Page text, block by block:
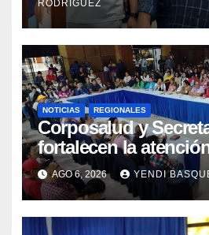
RODRÍGUEZ
NOTICIAS REGIONALES
Corposalud y
fortalecen la
municipios
AGO 6, 2026 YENDI